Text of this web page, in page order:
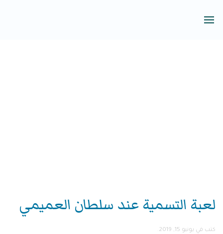
لعبة التسمية عند سلطان العميمي
كتب في يونيو 15, 2019 .